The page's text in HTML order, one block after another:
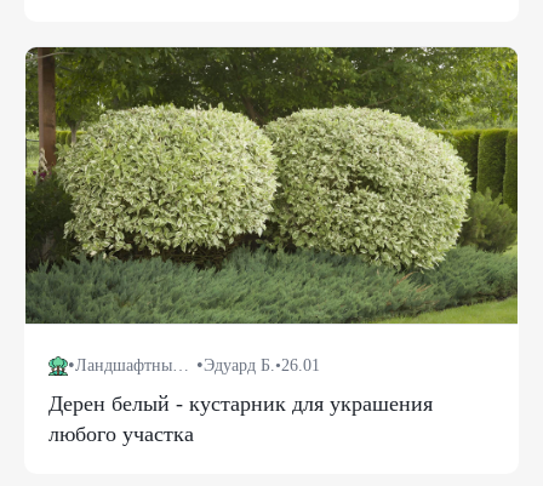
• Ландшафтный дизайн •Эдуард Б.•26.01
Дерен белый - кустарник для украшения
любого участка